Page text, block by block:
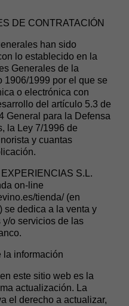
DE CONTRATACIÓN
han sido
lo establecido en la
Generales de la
1906/1999 por el que se
o electrónica con
del artículo 5.3 de
General para la Defensa
la Ley 7/1996 de
y cuantas
S.L.
on-line
tienda/(en
se dedica a la venta y
o servicios de las
la información
este sitio web es la
actualización. La
el derecho a actualizar,